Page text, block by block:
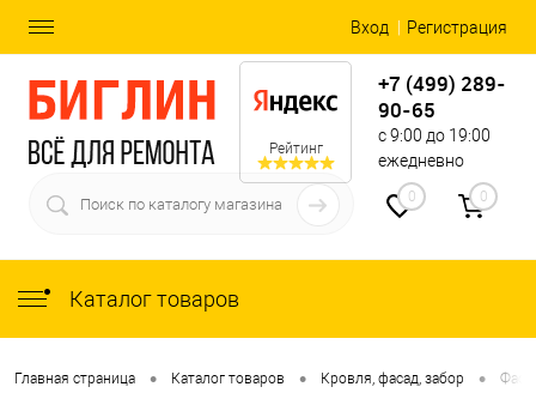
Вход Регистрация
Рейтинг
+7 (499) 289-
90-65
с 9:00 до 19:00
ежедневно
0 0
Каталог товаров
Главная страница • Каталог товаров • Кровля, фасад, забор •